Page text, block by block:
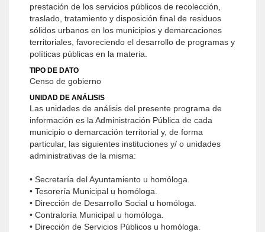
prestación de los servicios públicos de recolección,
traslado, tratamiento y disposición final de residuos
sólidos urbanos en los municipios y demarcaciones
territoriales, favoreciendo el desarrollo de programas y
políticas públicas en la materia.
TIPO DE DATO
Censo de gobierno
UNIDAD DE ANÁLISIS
Las unidades de análisis del presente programa de
información es la Administración Pública de cada
municipio o demarcación territorial y, de forma
particular, las siguientes instituciones y/ o unidades
administrativas de la misma:
• Secretaría del Ayuntamiento u homóloga.
• Tesorería Municipal u homóloga.
• Dirección de Desarrollo Social u homóloga.
• Contraloría Municipal u homóloga.
• Dirección de Servicios Públicos u homóloga.